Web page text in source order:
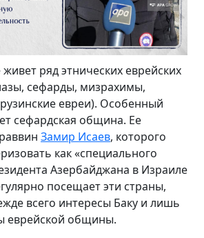
ряд этнических еврейских
сефарды, мизрахимы,
евреи). Особенный
сефардская община. Ее
Замир Исаев, которого
как «специального
Азербайджана в Израиле
посещает эти страны,
всего интересы Баку и лишь
еврейской общины.